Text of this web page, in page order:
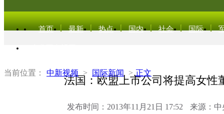
首页 最新 热点 国内 社会 国际
当前位置： 中新视频 > 国际新闻 > 正文
法国：欧盟上市公司将提高女性
发布时间：2013年11月21日 17:52 来源：中